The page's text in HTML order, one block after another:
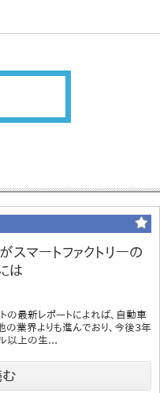
マートファクトリーの
は
トの最新レポートによれば、自動車
の業界よりも進んでおり、今後3年
以上の生...